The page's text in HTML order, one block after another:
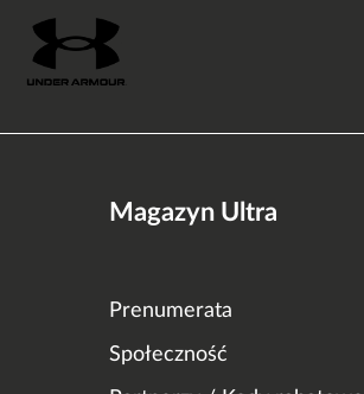
Magazyn Ultra
Prenumerata
Społeczność